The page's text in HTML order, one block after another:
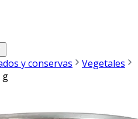
y conservas
Vegetales
g